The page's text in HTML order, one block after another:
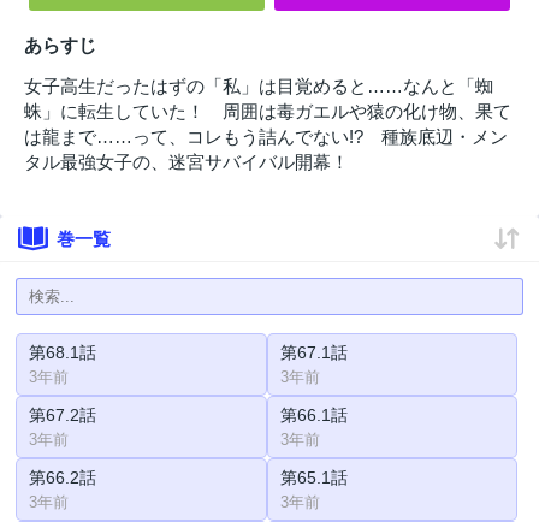
あらすじ
女子高生だったはずの「私」は目覚めると……なんと「蜘
蛛」に転生していた！ 周囲は毒ガエルや猿の化け物、果て
は龍まで……って、コレもう詰んでない!? 種族底辺・メン
タル最強女子の、迷宮サバイバル開幕！
巻一覧
第68.1話
3年前
第67.1話
3年前
第67.2話
3年前
第66.1話
3年前
第66.2話
3年前
第65.1話
3年前